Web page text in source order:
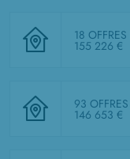
155 226 €
146 653 €